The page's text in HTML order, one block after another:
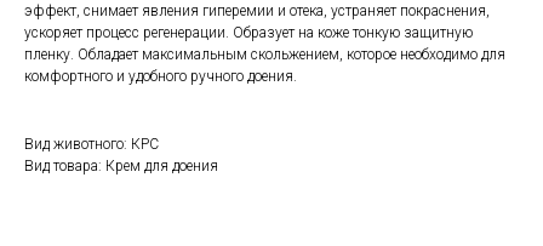
эффект, снимает явления гиперемии и отека, устраняет покраснения,
ускоряет процесс регенерации. Образует на коже тонкую защитную
пленку. Обладает максимальным скольжением, которое необходимо для
комфортного и удобного ручного доения.
Вид животного: КРС
Вид товара: Крем для доения